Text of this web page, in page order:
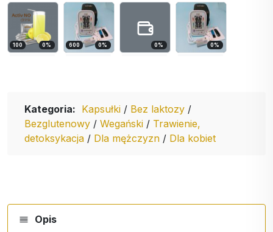
100 0% 600 0% 0% 0%
Kategoria: Kapsułki / Bez laktozy /
Bezglutenowy / Wegański / Trawienie,
detoksykacja / Dla mężczyzn / Dla kobiet
Opis